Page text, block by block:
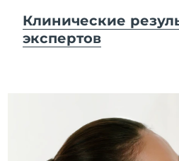
Клинические
экспертов